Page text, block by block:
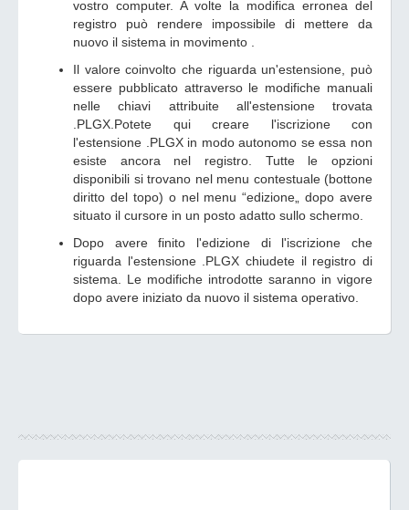
vostro computer. A volte la modifica erronea del
registro può rendere impossibile di mettere da
nuovo il sistema in movimento .
Il valore coinvolto che riguarda un'estensione, può
essere pubblicato attraverso le modifiche manuali
nelle chiavi attribuite all'estensione trovata
.PLGX.Potete qui creare l'iscrizione con
l'estensione .PLGX in modo autonomo se essa non
esiste ancora nel registro. Tutte le opzioni
disponibili si trovano nel menu contestuale (bottone
diritto del topo) o nel menu “edizione„ dopo avere
situato il cursore in un posto adatto sullo schermo.
Dopo avere finito l'edizione di l'iscrizione che
riguarda l'estensione .PLGX chiudete il registro di
sistema. Le modifiche introdotte saranno in vigore
dopo avere iniziato da nuovo il sistema operativo.